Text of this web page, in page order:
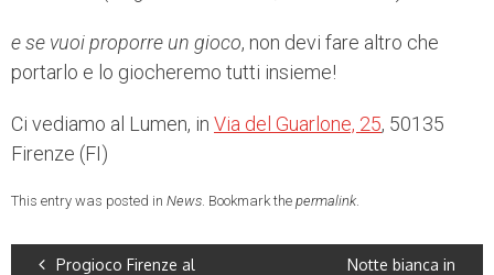
e se vuoi proporre un gioco, non devi fare altro che
portarlo e lo giocheremo tutti insieme!
Ci vediamo al Lumen, in Via del Guarlone, 25, 50135
Firenze (FI)
This entry was posted in News . Bookmark the permalink
Progioco Firenze al
Notte bianca in